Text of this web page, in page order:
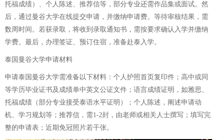
托福成绩）、个人陈述、推荐信等，部分专业还需作品集或面试。然
后，通过曼谷大学在线提交申请，并缴纳申请费。等待审核结果，需
数周时间。若获录取，将收到录取通知书，需按要求确认入学并缴纳
学费。最后，办理签证、预订住宿，准备赴泰入学。
泰国曼谷大学申请材料
申请泰国曼谷大学需准备以下材料：个人护照首页复印件；高中或同
等学历毕业证书及成绩单中英文公证文件；语言成绩证明，如雅思、
托福成绩（部分专业接受泰语水平证明）；个人陈述，阐述申请动
机、学习规划等；推荐信，需1-2封，由老师或相关人士撰写；填写完
整的申请表；近期免冠照片若干张。